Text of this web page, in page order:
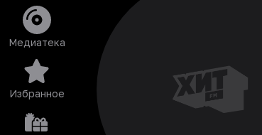
Медиатека
Избранное